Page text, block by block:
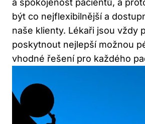
a spokojenost pacientů, a
být co nejflexibilnější a
naše klienty. Lékaři jsou vždy
poskytnout nejlepší možnou
vhodné řešení pro každého